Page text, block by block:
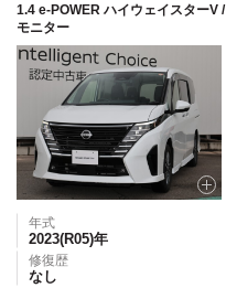
1.4 e-POWER ハイウェイスターV
モニター
年式
2023(R05)年
修復歴
なし